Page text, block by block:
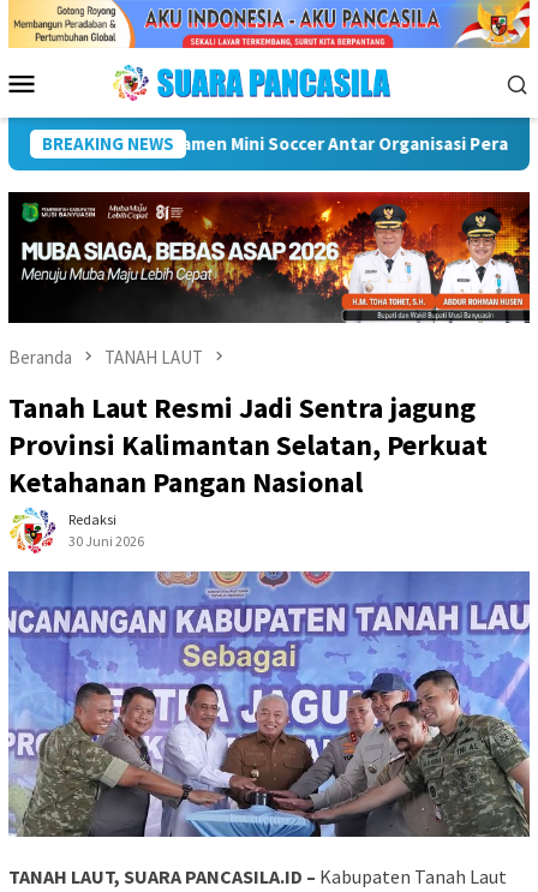
Menu
Mobile
BREAKING NEWS
(OPD) Musi Rawas Puncak Peringatan IPeKB Ke-19,
Beranda TANAH LAUT
Tanah Laut Resmi Jadi Sentra jagung
Provinsi Kalimantan Selatan, Perkuat
Ketahanan Pangan Nasional
Redaksi
30 Juni 2026
TANAH LAUT, SUARA PANCASILA.ID – Kabupaten Tanah Laut